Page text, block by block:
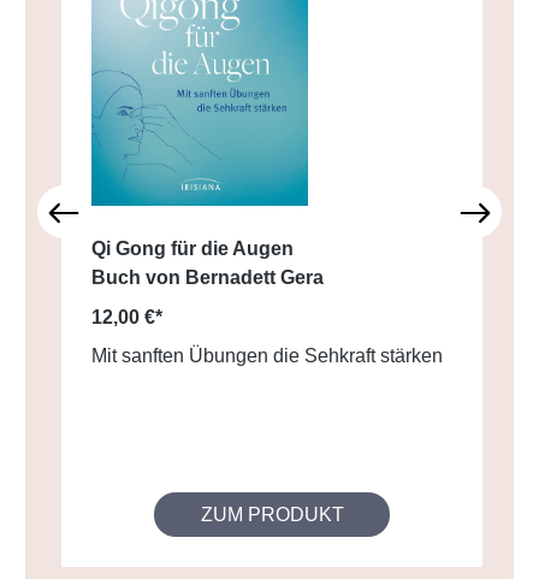
Qi Gong für die Augen
Buch von Bernadett Gera
12,00 €*
Mit sanften Übungen die Sehkraft stärken
ZUM PRODUKT